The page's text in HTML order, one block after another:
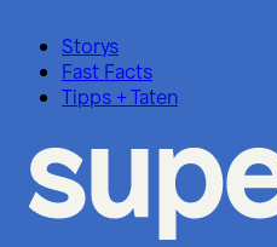
Storys
Fast Facts
Tipps + Taten